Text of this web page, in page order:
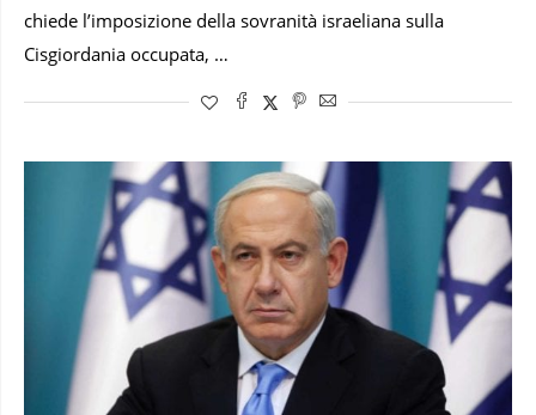
chiede l’imposizione della sovranità israeliana sulla
Cisgiordania occupata, …